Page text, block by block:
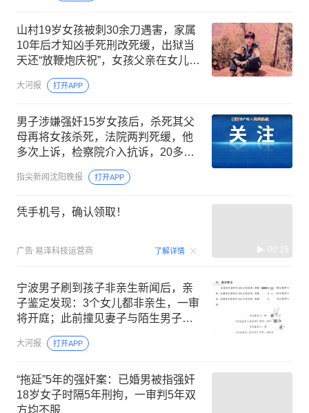
山村19岁女孩被刺30余刀遇害，家属
10年后才知凶手死刑改死缓，出狱当
天还“放鞭炮庆祝”，女孩父亲在女儿坟
前痛哭许久，后抱憾离世
大河报 打开APP
男子涉嫌强奸15岁女孩后，杀死其父
母再将女孩杀死，法院两判死缓，他
多次上诉，检察院介入抗诉，20多年
后按“疑罪从无”原则被宣告无罪
指尖新闻沈阳晚报 打开APP
凭手机号，确认领取！
广告 易泽科技运营商 了解详情 00:15
宁波男子刷到孩子非亲生新闻后，亲
子鉴定发现：3个女儿都非亲生，一审
将开庭；此前撞见妻子与陌生男子同
行，还拆除家中监控、行车记录仪
大河报 打开APP
“拖延”5年的强奸案：已婚男被指强奸
18岁女子时隔5年刑拘，一审判5年双
方均不服